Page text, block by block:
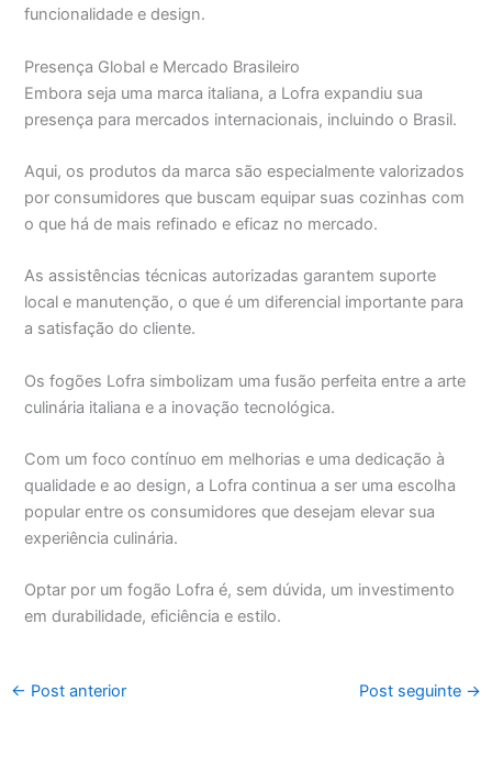
funcionalidade e design.
Presença Global e Mercado Brasileiro
Embora seja uma marca italiana, a Lofra expandiu sua
presença para mercados internacionais, incluindo o Brasil.
Aqui, os produtos da marca são especialmente valorizados
por consumidores que buscam equipar suas cozinhas com
o que há de mais refinado e eficaz no mercado.
As assistências técnicas autorizadas garantem suporte
local e manutenção, o que é um diferencial importante para
a satisfação do cliente.
Os fogões Lofra simbolizam uma fusão perfeita entre a arte
culinária italiana e a inovação tecnológica.
Com um foco contínuo em melhorias e uma dedicação à
qualidade e ao design, a Lofra continua a ser uma escolha
popular entre os consumidores que desejam elevar sua
experiência culinária.
Optar por um fogão Lofra é, sem dúvida, um investimento
em durabilidade, eficiência e estilo.
← Post anterior Post seguinte →